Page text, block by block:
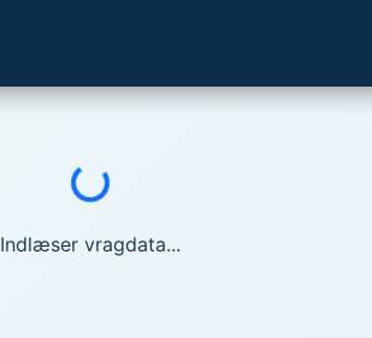
Indlæser...
Indlæser vragdata...